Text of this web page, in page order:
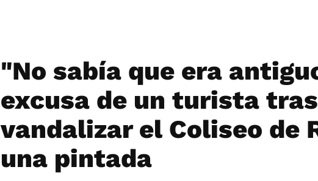
"No sabía que era
excusa de un turista tras
vandalizar el Coliseo de
una pintada